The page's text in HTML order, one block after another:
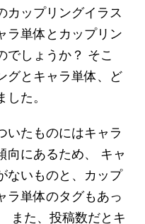
カップリングイラス
ラ単体とカップリン
でしょうか？ そこ
グとキャラ単体、ど
た。
いたものにはキャラ
向にあるため、 キャ
ないものと、カップ
ラ単体のタグもあっ
また、投稿数だとキ